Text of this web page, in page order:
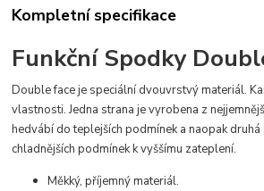
Kompletní specifikace
Funkční Spodky
Double face je speciální dvouvrstvý materiál.
vlastnosti. Jedna strana je vyrobena z
hedvábí do teplejších podmínek a naopak druhá
chladnějších podmínek k vyššímu zateplení.
Měkký, příjemný materiál.